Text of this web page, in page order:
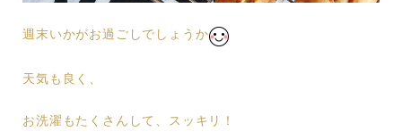
週末いかがお過ごしでしょうか
天気も良く、
お洗濯もたくさんして、スッキリ！